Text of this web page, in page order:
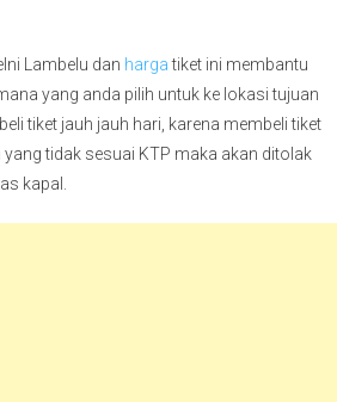
Lambelu dan hargatiket ini membantu
yang anda pilih untuk ke lokasi tujuan
tiket jauh jauh hari, karena membeli tiket
tidak sesuai KTP maka akan ditolak
kapal.